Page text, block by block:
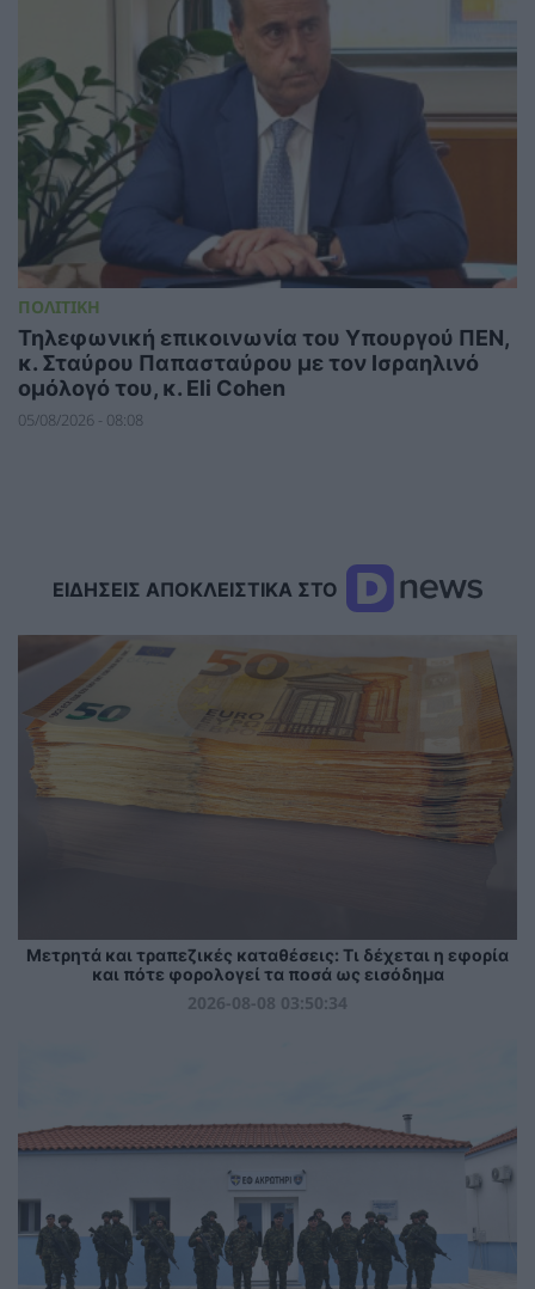
ΠΟΛΙΤΙΚΗ
Τηλεφωνική επικοινωνία του Υπουργού ΠΕΝ,
κ. Σταύρου Παπασταύρου με τον Ισραηλινό
ομόλογό του, κ. Eli Cohen
05/08/2026 - 08:08
ΕΙΔΗΣΕΙΣ ΑΠΟΚΛΕΙΣΤΙΚΑ ΣΤΟ
Μετρητά και τραπεζικές καταθέσεις: Τι δέχεται η εφορία
και πότε φορολογεί τα ποσά ως εισόδημα
2026-08-08 03:50:34